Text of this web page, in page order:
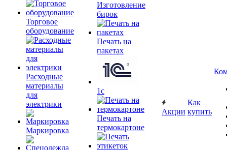
Торговое
оборудование
Расходные
материалы
для
электрики
Маркировка
Изготовление
бирок
Печать на
пакетах
1c
Печать на
термокартоне
Акции
Как
купить